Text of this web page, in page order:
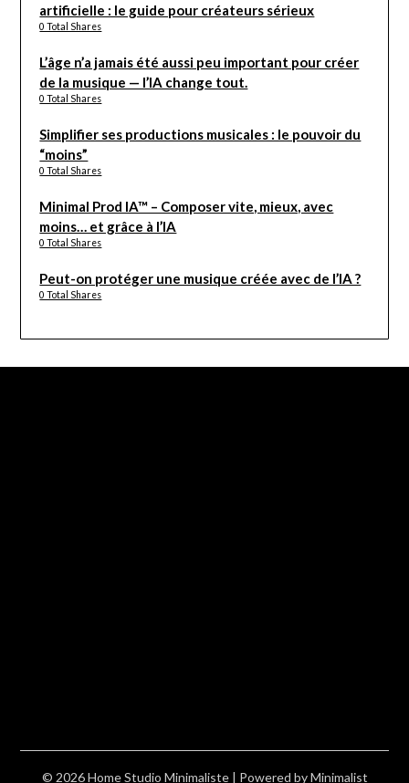
artificielle : le guide pour créateurs sérieux
0 Total Shares
L’âge n’a jamais été aussi peu important pour créer
de la musique — l’IA change tout.
0 Total Shares
Simplifier ses productions musicales : le pouvoir du
“moins”
0 Total Shares
Minimal Prod IA™ – Composer vite, mieux, avec
moins… et grâce à l’IA
0 Total Shares
Peut-on protéger une musique créée avec de l’IA ?
0 Total Shares
© 2026 Home Studio Minimaliste | Powered byMinimalist